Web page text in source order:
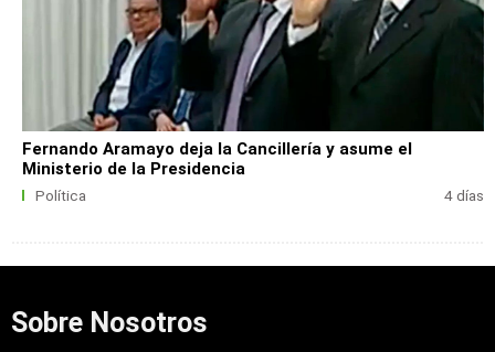
Fernando Aramayo deja la Cancillería y asume el
Ministerio de la Presidencia
Política 4 días
Sobre Nosotros